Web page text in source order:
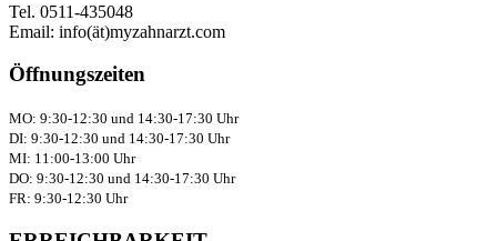
Tel. 0511-435048
Email: info(ät)myzahnarzt.com
Öffnungszeiten
MO: 9:30-12:30 und 14:30-17:30 Uhr
DI: 9:30-12:30 und 14:30-17:30 Uhr
MI: 11:00-13:00 Uhr
DO: 9:30-12:30 und 14:30-17:30 Uhr
FR: 9:30-12:30 Uhr